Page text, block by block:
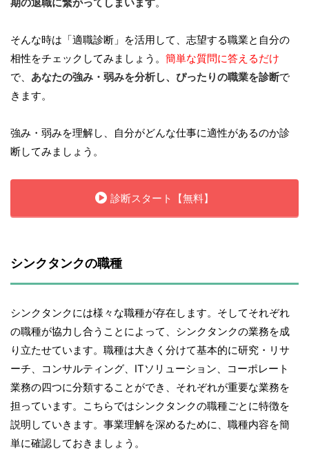
期の退職に繋がってしまいます。
そんな時は「適職診断」を活用して、志望する職業と自分の
相性をチェックしてみましょう。 簡単な質問に答えるだけ
で、 あなたの強み・弱みを分析し、ぴったりの職業を診断で
きます。
強み・弱みを理解し、自分がどんな仕事に適性があるのか診
断してみましょう。
診断スタート【無料】
シンクタンクの職種
シンクタンクには様々な職種が存在します。そしてそれぞれ
の職種が協力し合うことによって、シンクタンクの業務を成
り立たせています。職種は大きく分けて基本的に研究・リサ
ーチ、コンサルティング、ITソリューション、コーポレート
業務の四つに分類することができ、それぞれが重要な業務を
担っています。こちらではシンクタンクの職種ごとに特徴を
説明していきます。事業理解を深めるために、職種内容を簡
単に確認しておきましょう。